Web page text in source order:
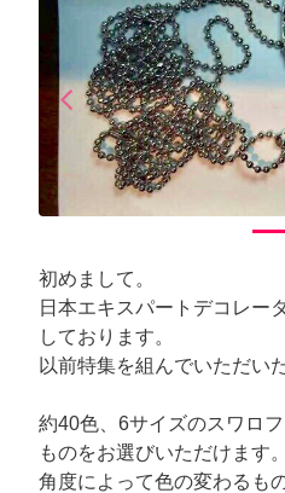
arrow_back_iosPrevious
初めまして。
日本エキスパートデコレー
しております。
以前特集を組んでいただい
約40色、6サイズのスワロ
ものをお選びいただけます。
角度によって色の変わるも